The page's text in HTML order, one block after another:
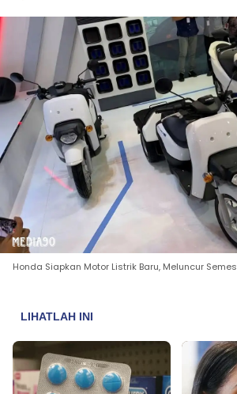
Honda Siapkan Motor Listrik Baru, Meluncur